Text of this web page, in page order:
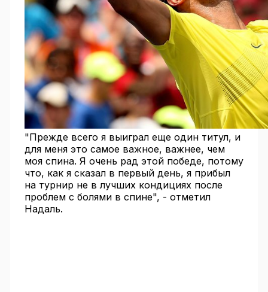
"Прежде всего я выиграл еще один титул, и
для меня это самое важное, важнее, чем
моя спина. Я очень рад этой победе, потому
что, как я сказал в первый день, я прибыл
на турнир не в лучших кондициях после
проблем с болями в спине", - отметил
Надаль.